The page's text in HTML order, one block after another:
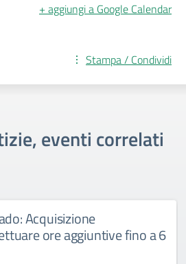
+ aggiungi a Google Calendar
Stampa / Condividi
eventi correlati
Acquisizione
ore aggiuntive fino a 6